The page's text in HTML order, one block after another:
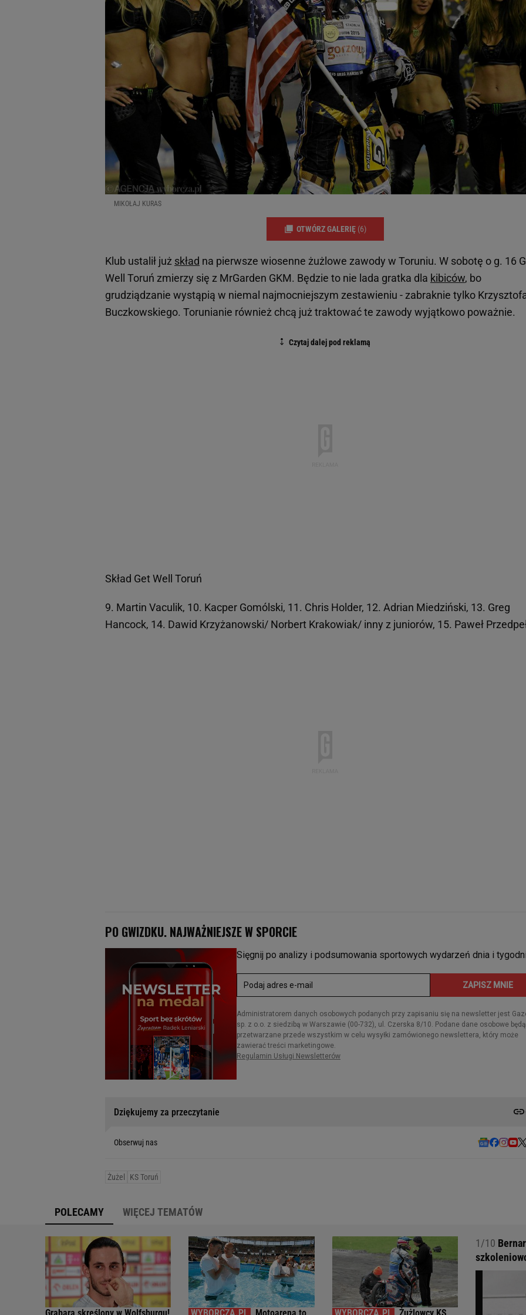
MIKOŁAJ KURAS
OTWÓRZ GALERIĘ (6)
Klub ustalił już skład na pierwsze wiosenne żużlowe zawody w Toruniu. W sobotę o g. 16
Well Toruń zmierzy się z MrGarden GKM. Będzie to nie lada gratka dla kibiców, bo
grudziądzanie wystąpią w niemal najmocniejszym zestawieniu - zabraknie tylko
Buczkowskiego. Torunianie również chcą już traktować te zawody wyjątkowo poważnie.
Skład Get Well Toruń
9. Martin Vaculik, 10. Kacper Gomólski, 11. Chris Holder, 12. Adrian Miedziński, 13. Greg
Hancock, 14. Dawid Krzyżanowski/ Norbert Krakowiak/ inny z juniorów, 15. Paweł
Dziękujemy za przeczytanie
Obserwuj nas
Żużel KS Toruń
POLECAMY WIĘCEJ TEMATÓW
1/10